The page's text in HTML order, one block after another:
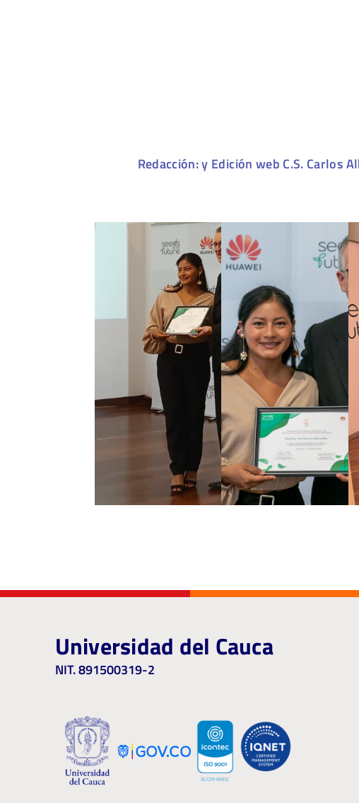
Redacción: y Edición web C.S. Carlos
Universidad del Cauca
NIT. 891500319-2